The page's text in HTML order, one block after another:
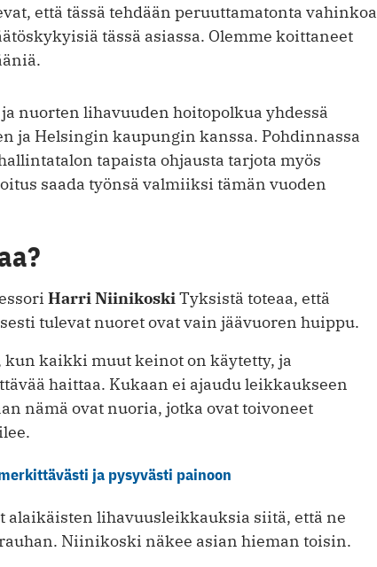
että tässä tehdään peruuttamatonta vahinkoa
tässä asiassa. Olemme koittaneet
nuorten lihavuuden hoitopolkua yhdessä
ja Helsingin kaupungin kanssa. Pohdinnassa
tapaista ohjausta tarjota myös
saada työnsä valmiiksi tämän vuoden
Harri NiinikoskiTyksistä toteaa, että
tulevat nuoret ovat vain jäävuoren huippu.
kaikki muut keinot on käytetty, ja
haittaa. Kukaan ei ajaudu leikkaukseen
nämä ovat nuoria, jotka ovat toivoneet
ja pysyvästi painoon
lihavuusleikkauksia siitä, että ne
Niinikoski näkee asian hieman toisin.